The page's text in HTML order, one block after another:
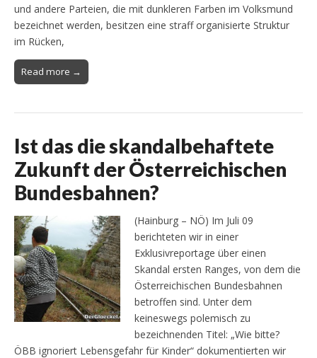
und andere Parteien, die mit dunkleren Farben im Volksmund
bezeichnet werden, besitzen eine straff organisierte Struktur
im Rücken,
Read more →
Ist das die skandalbehaftete
Zukunft der Österreichischen
Bundesbahnen?
(Hainburg – NÖ) Im Juli 09
berichteten wir in einer
Exklusivreportage über einen
Skandal ersten Ranges, von dem die
Österreichischen Bundesbahnen
betroffen sind. Unter dem
keineswegs polemisch zu
bezeichnenden Titel: „Wie bitte?
ÖBB ignoriert Lebensgefahr für Kinder“ dokumentierten wir